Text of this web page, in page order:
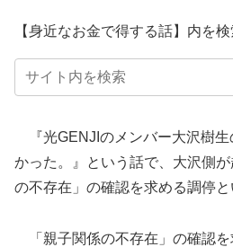
【身近なお金で得する話】内を検
『光GENJIのメンバー大沢樹生
かった。』という話で、大沢側
の不存在」の確認を求める調停と
「親子関係の不存在」の確認を